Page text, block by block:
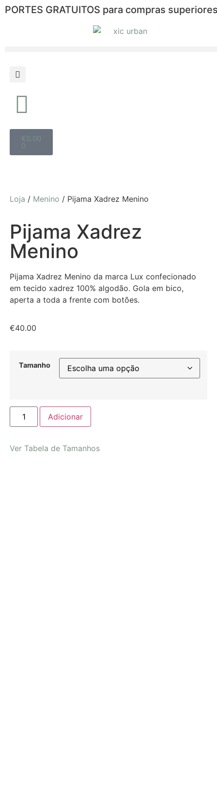
PORTES GRATUITOS para compras
€0.00
0
Loja / Menino / Pijama Xadrez Menino
Pijama Xadrez
Menino
Pijama Xadrez Menino da marca Lux confecionado
em tecido xadrez 100% algodão. Gola em bico,
aperta a toda a frente com botões.
€40.00
Tamanho
Adicionar
Ver Tabela de Tamanhos